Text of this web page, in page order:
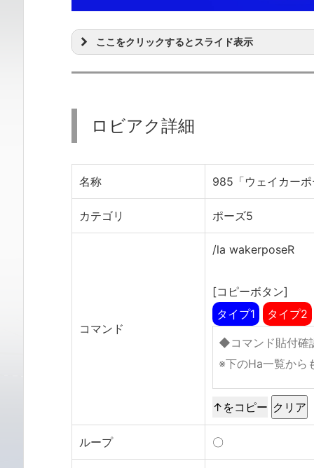
ここをクリックするとスライド表示
ロビアク詳細
名称 985「ウェイカー
カテゴリ ポーズ5
コマンド
/la wakerposeR
[コピーボタン]
タイプ1
タイプ2
↑をコピー
ループ 〇